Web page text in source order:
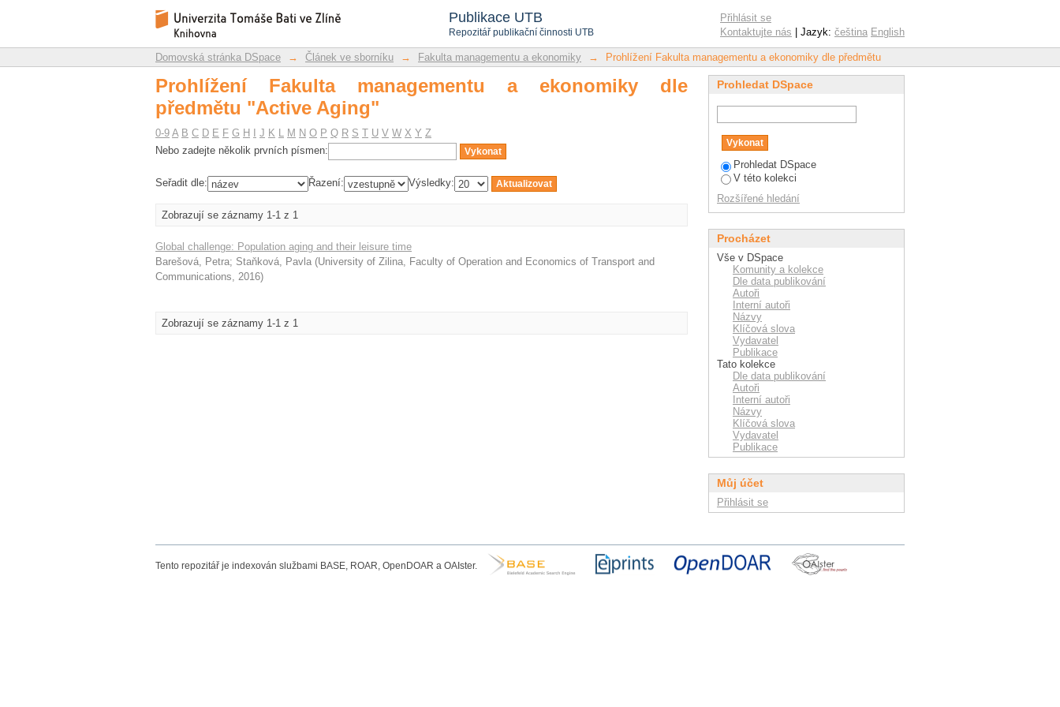
Publikace UTB
Repozitář publikační činnosti UTB
Prohlížení Fakulta managementu a ekonomiky dle předmětu "Active Aging"
Repozitář DSpace/Manakin
Přihlásit se
Kontaktujte nás | Jazyk: čeština English
Domovská stránka DSpace → Článek ve sborníku → Fakulta managementu a ekonomiky → Prohlížení Fakulta managementu a ekonomiky dle předmětu
Prohlížení Fakulta managementu a ekonomiky dle
předmětu "Active Aging"
0-9 A B C D E F G H J K L M N O P Q R S T U V W X Y Z
Nebo zadejte několik prvních písmen:
Seřadit dle: Řazení: Výsledky:
Zobrazují se záznamy 1-1 z 1
Global challenge: Population aging and their leisure time
Barešová, Petra; Staňková, Pavla (University of Zilina, Faculty of Operation and Economics of Transport and
Communications, 2016)
Zobrazují se záznamy 1-1 z 1
Prohledat DSpace
Prohledat DSpace
V této kolekci
Rozšířené hledání
Procházet
Vše v DSpace
Komunity a kolekce
Dle data publikování
Autoři
Interní autoři
Názvy
Klíčová slova
Vydavatel
Publikace
Tato kolekce
Dle data publikování
Autoři
Interní autoři
Názvy
Klíčová slova
Vydavatel
Publikace
Můj účet
Přihlásit se
Tento repozitář je indexován službami BASE, ROAR, OpenDOAR a OAIster.